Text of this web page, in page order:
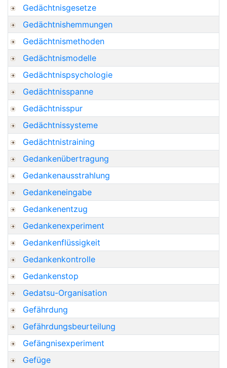
Gedächtnisgesetze
Gedächtnishemmungen
Gedächtnismethoden
Gedächtnismodelle
Gedächtnispsychologie
Gedächtnisspanne
Gedächtnisspur
Gedächtnissysteme
Gedächtnistraining
Gedankenübertragung
Gedankenausstrahlung
Gedankeneingabe
Gedankenentzug
Gedankenexperiment
Gedankenflüssigkeit
Gedankenkontrolle
Gedankenstop
Gedatsu-Organisation
Gefährdung
Gefährdungsbeurteilung
Gefängnisexperiment
Gefüge